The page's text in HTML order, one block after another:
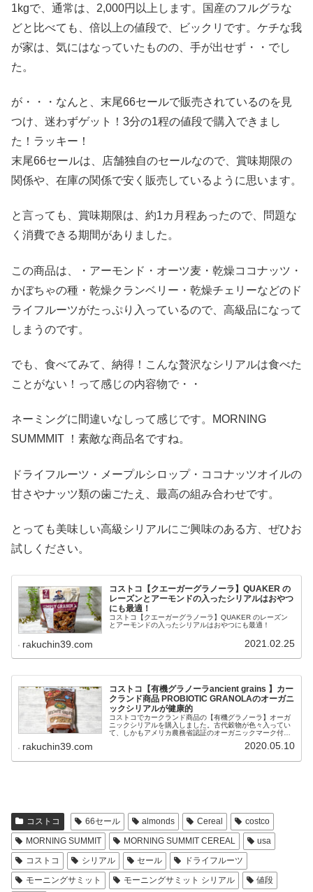
1kgで、通常は、2,000円以上します。国産のフルグラな
どと比べても、倍以上の値段で、ビックリです。ケチな我
が家は、気にはなっていたものの、手が出せず・・でし
た。
が・・・なんと、末尾66セールで販売されているのを見
つけ、迷わずゲット！3分の1程の値段で購入できまし
た！ラッキー！
末尾66セールは、店舗独自のセールなので、賞味期限の
関係や、在庫の関係で安く販売しているように思います。
と言っても、賞味期限は、約1カ月程あったので、問題な
く消費できる期間がありました。
この商品は、・アーモンド・オーツ麦・乾燥ココナッツ・
かぼちゃの種・乾燥クランベリー・乾燥チェリーなどのド
ライフルーツがたっぷり入っているので、高級品になって
しまうのです。
でも、食べてみて、納得！こんな贅沢なシリアルは食べた
ことがない！って感じの内容物で・・
ネーミングに間違いなしって感じです。MORNING
SUMMMIT ！素敵な商品名ですね。
ドライフルーツ・メープルシロップ・ココナッツオイルの
甘さやナッツ類の歯ごたえ、最高の組み合わせです。
とっても美味しい高級シリアルにご興味のある方、ぜひお
試しください。
コストコ【クエーガーグラノーラ】QUAKER の
レーズンとアーモンドの入ったシリアルはおやつ
にも最適！
コストコ【クエーガーグラノーラ】QUAKER のレーズン
とアーモンドの入ったシリアルはおやつにも最適！
rakuchin39.com 2021.02.25
コストコ【有機グラノーラancient grains 】カー
クランド商品 PROBIOTIC GRANOLAのオーガニ
ックシリアルが健康的
コストコでカークランド商品の【有機グラノーラ】オーガ
ニックシリアルを購入しました。古代穀物が色々入ってい
て、しかもアメリカ農務省認証のオーガニックマーク付き
rakuchin39.com 2020.05.10
コストコ 66セール almonds Cereal
costco
MORNING SUMMIT
MORNING SUMMIT CEREAL
usa
コストコ
シリアル セール
ドライフルーツ
モーニングサミット
モーニングサミット シリアル
値段